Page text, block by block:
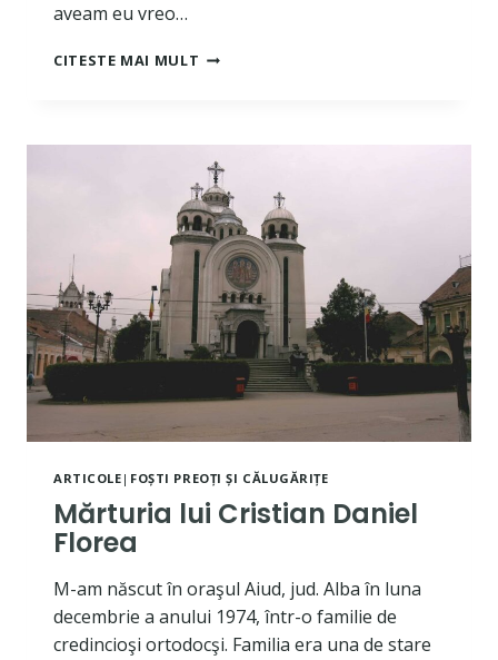
aveam eu vreo…
CITESTE MAI MULT DE
ADEVĂR
–
RICHARD
PETER
BENNETT
ARTICOLE | FOȘTI PREOȚI ȘI CĂLUGĂRIȚE
Mărturia lui Cristian Daniel
Florea
M-am născut în oraşul Aiud, jud. Alba în luna
decembrie a anului 1974, într-o familie de
credincioşi ortodocşi. Familia era una de stare